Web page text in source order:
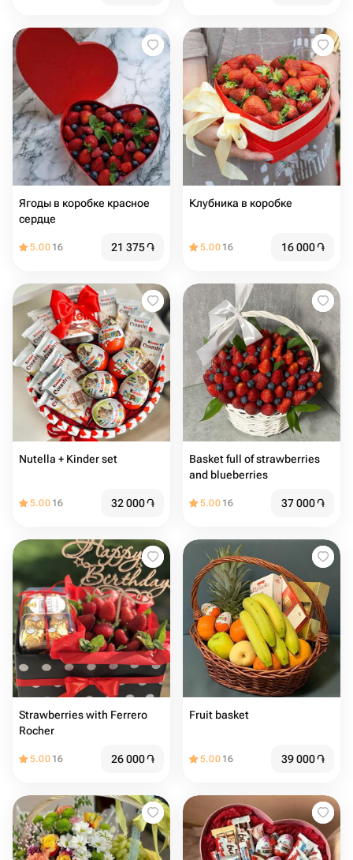
Ягоды в коробке красное
сердце
5.00 16 21 375֏
Клубника в коробке
5.00 16 16 000֏
Nutella + Kinder set
5.00 16 32 000֏
Basket full of strawberries
and blueberries
5.00 16 37 000֏
Strawberries with Ferrero
Rocher
5.00 16 26 000֏
Fruit basket
5.00 16 39 000֏